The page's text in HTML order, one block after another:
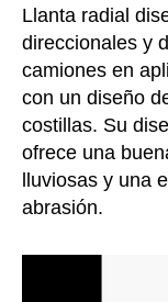
Llanta radial
direccionales y
camiones en
con un diseño
costillas. Su
ofrece una
lluviosas y una
abrasión.